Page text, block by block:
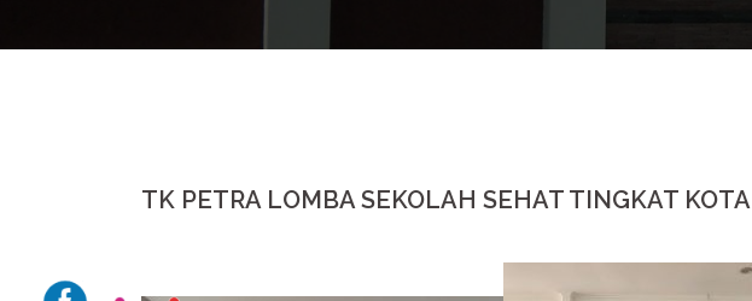
TK PETRA LOMBA SEKOLAH SEHAT TINGKAT KOTA